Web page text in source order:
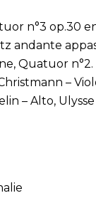
n°3 op.30
andante
Quatuor n°2.
–
– Alto,